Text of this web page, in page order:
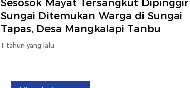
Sesosok Mayat Tersangkut Dipinggir
Sungai Ditemukan Warga di Sungai
Tapas, Desa Mangkalapi Tanbu
1 tahun yang lalu